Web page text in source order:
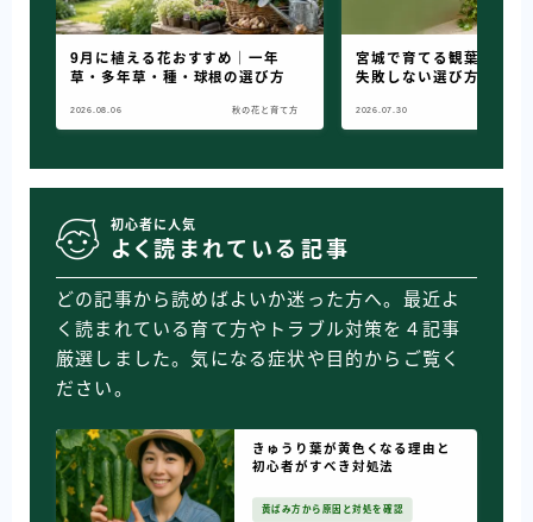
9月に植える花おすすめ｜一年
草・多年草・種・球根の選び方
2026.08.06 秋の花と育て方
宮城で育てる観葉植物｜
失敗しない選び方とおす
2026.07.30
初心者に人気
よく読まれている記事
どの記事から読めばよいか迷った方へ。最近よ
く読まれている育て方やトラブル対策を４記事
厳選しました。気になる症状や目的からご覧く
ださい。
きゅうり葉が黄色くなる理由と
初心者がすべき対処法
黄ばみ方から原因と対処を確認